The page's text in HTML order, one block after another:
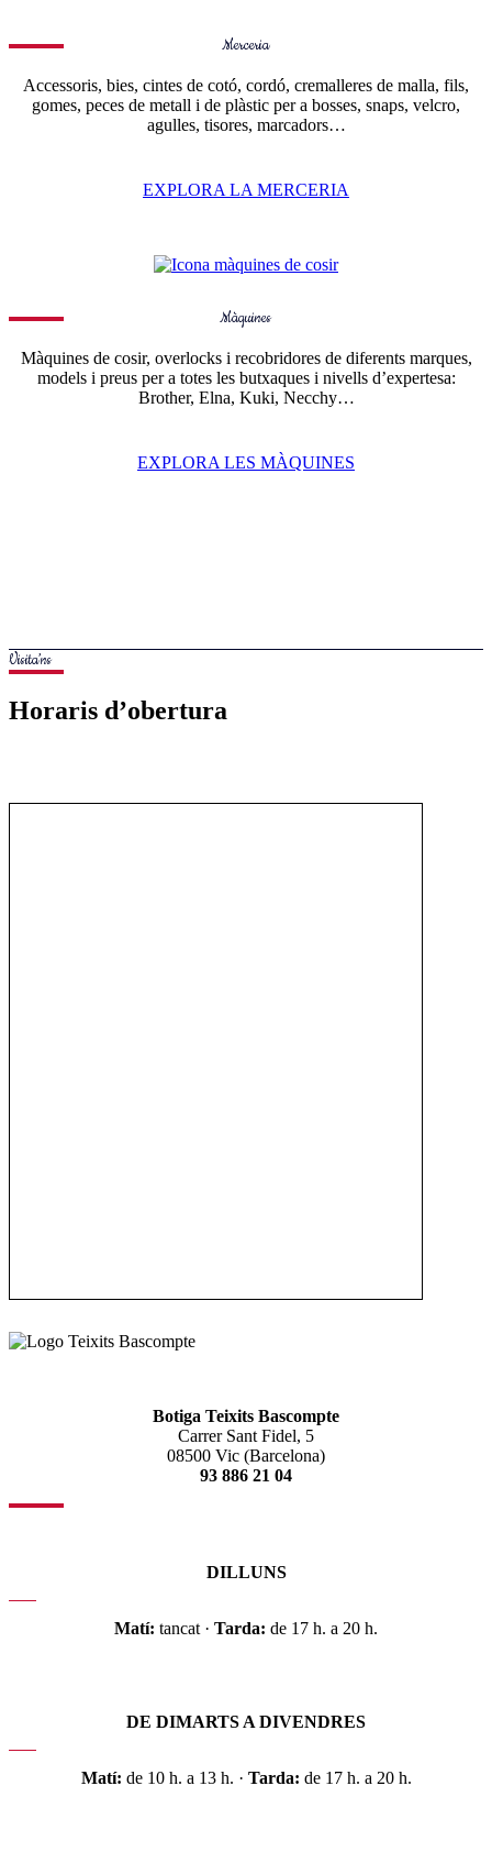
Merceria
Accessoris, bies, cintes de cotó, cordó, cremalleres de malla, fils,
gomes, peces de metall i de plàstic per a bosses, snaps, velcro,
agulles, tisores, marcadors…
EXPLORA LA MERCERIA
Màquines
Màquines de cosir, overlocks i recobridores de diferents marques,
models i preus per a totes les butxaques i nivells d’expertesa:
Brother, Elna, Kuki, Necchy…
EXPLORA LES MÀQUINES
Visita’ns
Horaris d’obertura
Botiga Teixits Bascompte
Carrer Sant Fidel, 5
08500 Vic (Barcelona)
93 886 21 04
DILLUNS
Matí: tancat · Tarda: de 17 h. a 20 h.
DE DIMARTS A DIVENDRES
Matí: de 10 h. a 13 h. · Tarda: de 17 h. a 20 h.